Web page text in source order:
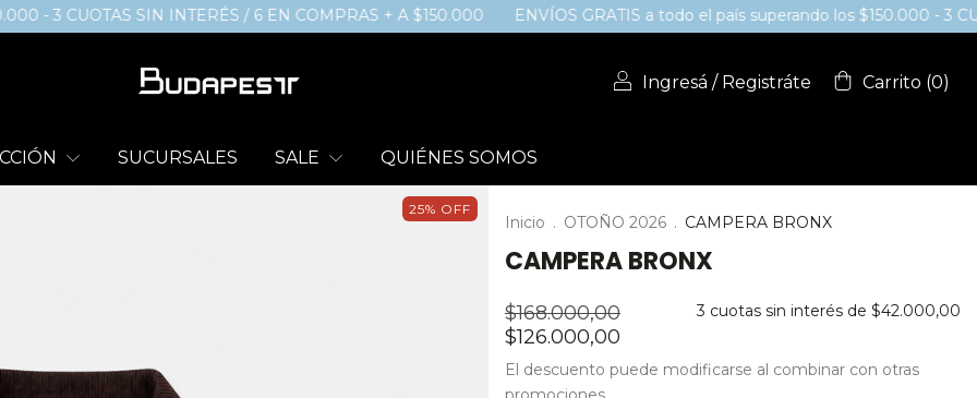
SIN INTERÉS / 6 EN COMPRAS + A $150.000 ENVÍOS GRATIS a todo el país superando los $150.000 - 3 CUOTAS
Ingresá / Registráte Carrito (0)
SUCURSALES SALE QUIÉNES SOMOS
25% OFF
Inicio . OTOÑO 2026 . CAMPERA BRONX
CAMPERA BRONX
$168.000,00
$126.000,00
3 cuotas sin interés de $42.000,00
El descuento puede modificarse al combinar con otras